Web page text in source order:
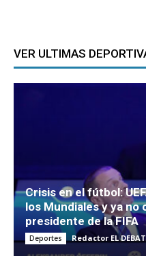
VER ULTIMAS
Crisis en el fútbol:
los Mundiales y ya
presidente de la FIFA
Deportes Redactor EL